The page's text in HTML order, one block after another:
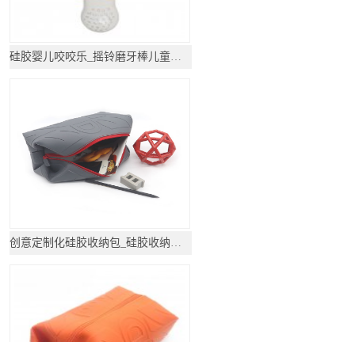
硅胶婴儿咬咬乐_摇铃磨牙棒儿童牙胶_硅胶礼品
创意定制化硅胶收纳包_硅胶收纳包_硅胶礼品